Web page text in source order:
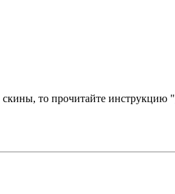
то прочитайте инструкцию "